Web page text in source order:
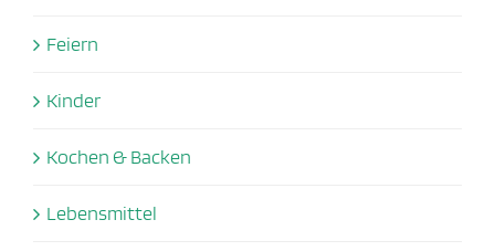
Feiern
Kinder
Kochen & Backen
Lebensmittel